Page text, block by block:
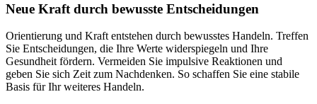
Neue Kraft durch bewusste Entscheidungen
Orientierung und Kraft entstehen durch bewusstes Handeln. Treffen
Sie Entscheidungen, die Ihre Werte widerspiegeln und Ihre
Gesundheit fördern. Vermeiden Sie impulsive Reaktionen und
geben Sie sich Zeit zum Nachdenken. So schaffen Sie eine stabile
Basis für Ihr weiteres Handeln.